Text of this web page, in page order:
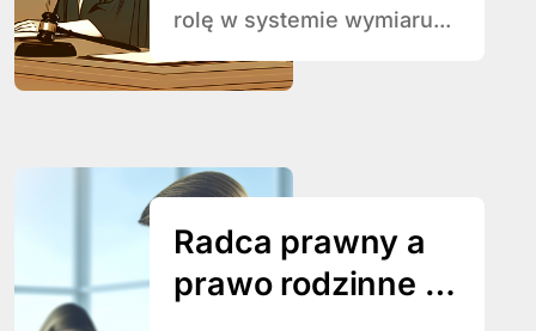
rolę w systemie wymiaru...
Radca prawny a
prawo rodzinne –